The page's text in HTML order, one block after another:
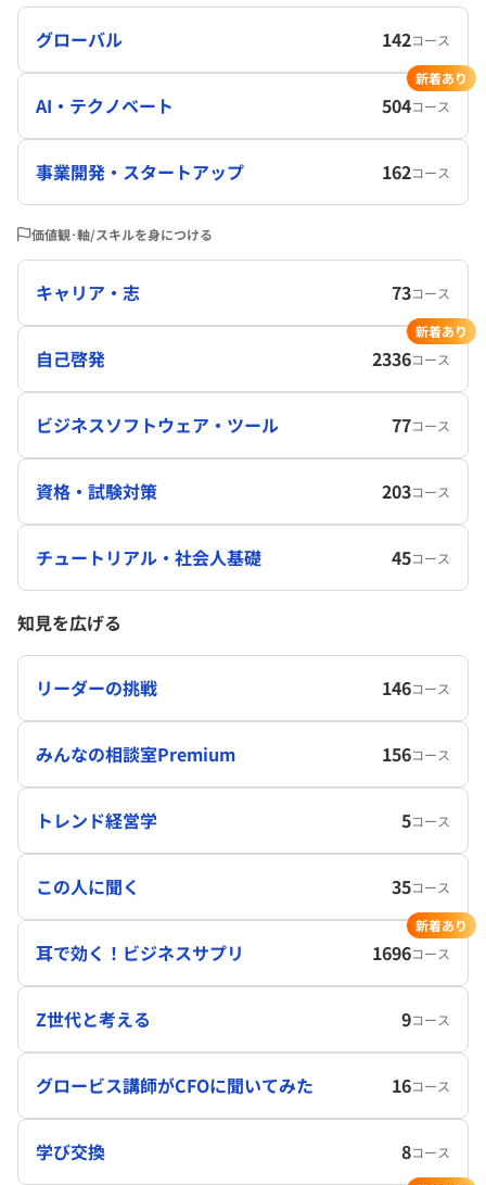
グローバル 142コース
AI・テクノベート 504コース
新着あり
事業開発・スタートアップ 162コース
価値観･軸/スキルを身につける
キャリア・志 73コース
自己啓発 2336コース
新着あり
ビジネスソフトウェア・ツール 77コース
資格・試験対策 203コース
チュートリアル・社会人基礎 45コース
知見を広げる
リーダーの挑戦 146コース
みんなの相談室Premium 156コース
トレンド経営学 5コース
この人に聞く 35コース
耳で効く！ビジネスサプリ 1696コース
新着あり
Z世代と考える 9コース
グロービス講師がCFOに聞いてみた 16コース
学び交換 8コース